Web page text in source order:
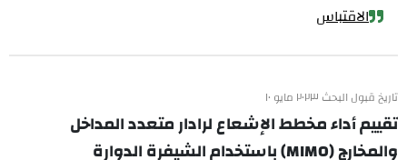
الاقتباس
تاريخ قبول البحث ٢٠٢٣ مايو ١٠
تقييم أداء مخطط الإشعاع لرادار متعدد المداخل
والمخارج (MIMO) باستخدام الشيفرة الدوارة